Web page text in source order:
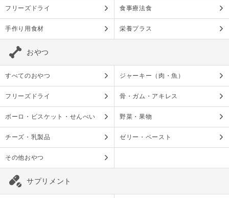
フリーズドライ 食事療法食
手作り用食材 栄養プラス
おやつ
すべてのおやつ ジャーキー（肉・魚）
フリーズドライ 骨・ガム・アキレス
ボーロ・ビスケット・せんべい 野菜・果物
チーズ・乳製品 ゼリー・ペースト
その他おやつ
サプリメント